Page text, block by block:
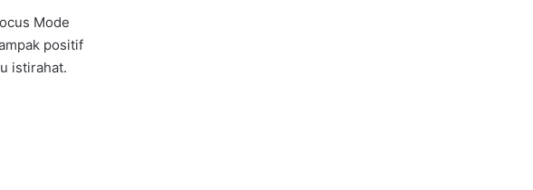
Mode
positif
istirahat.